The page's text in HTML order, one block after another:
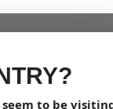
to be